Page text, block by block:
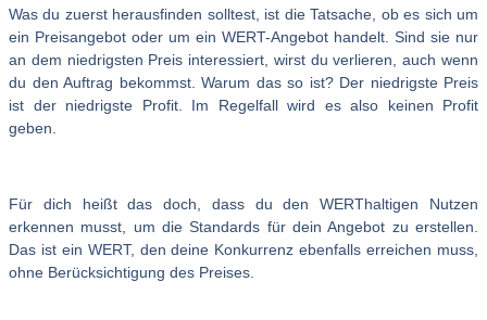
Was du zuerst herausfinden solltest, ist die Tatsache, ob es sich um
ein Preisangebot oder um ein WERT-Angebot handelt. Sind sie nur
an dem niedrigsten Preis interessiert, wirst du verlieren, auch wenn
du den Auftrag bekommst. Warum das so ist? Der niedrigste Preis
ist der niedrigste Profit. Im Regelfall wird es also keinen Profit
geben.
Für dich heißt das doch, dass du den WERThaltigen Nutzen
erkennen musst, um die Standards für dein Angebot zu erstellen.
Das ist ein WERT, den deine Konkurrenz ebenfalls erreichen muss,
ohne Berücksichtigung des Preises.